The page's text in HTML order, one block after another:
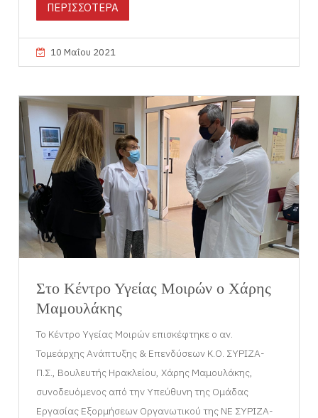
ΠΕΡΙΣΣΟΤΕΡΑ
10 Μαΐου 2021
Στο Κέντρο Υγείας Μοιρών ο Χάρης
Μαμουλάκης
Το Κέντρο Υγείας Μοιρών επισκέφτηκε ο αν.
Τομεάρχης Ανάπτυξης & Επενδύσεων Κ.Ο. ΣΥΡΙΖΑ-
Π.Σ., Βουλευτής Ηρακλείου, Χάρης Μαμουλάκης,
συνοδευόμενος από την Υπεύθυνη της Ομάδας
Εργασίας Εξορμήσεων Οργανωτικού της ΝΕ ΣΥΡΙΖΑ-